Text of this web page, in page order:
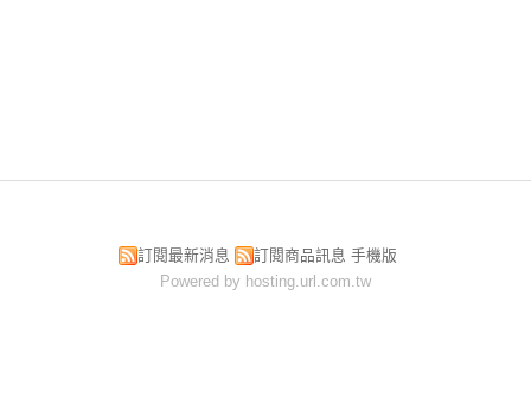
訂閱最新消息 訂閱商品訊息 手機版
Powered by hosting.url.com.tw